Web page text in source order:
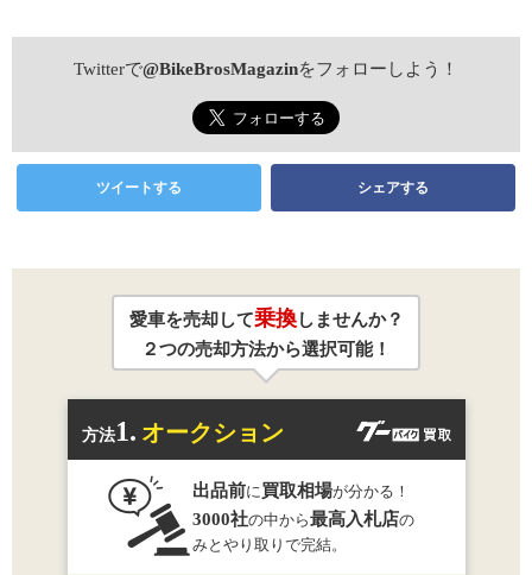
Twitterで@BikeBrosMagazinをフォローしよう！
ツイートする シェアする
愛車を売却して乗換しませんか？
２つの売却方法から選択可能！
方法1. オークション
出品前に買取相場が分かる！
3000社の中から最高入札店の
みとやり取りで完結。